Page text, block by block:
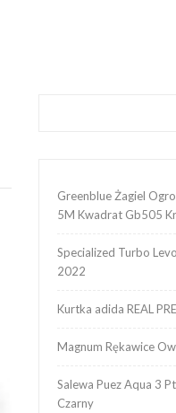
Greenblue Żagiel
5M Kwadrat Gb505
Specialized Turbo
2022
Kurtka adida REAL
Magnum Rękawice
Salewa Puez Aqua 3
Czarny